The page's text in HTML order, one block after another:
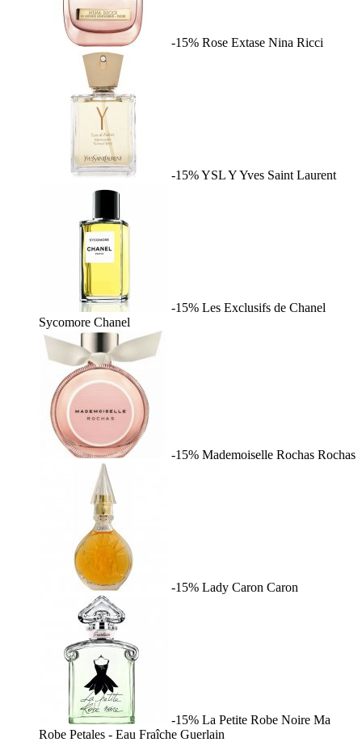
-15% Rose Extase Nina Ricci
-15%YSL YYves Saint Laurent
-15% Les Exclusifs de Chanel
Sycomore Chanel
-15% Mademoiselle Rochas Rochas
-15% Lady Caron Caron
-15% La Petite Robe Noire Ma
Robe Petales - Eau Fraîche Guerlain